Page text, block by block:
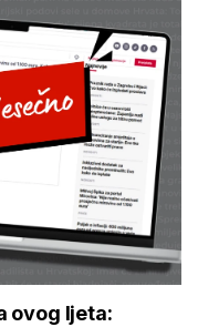
ovog ljeta: